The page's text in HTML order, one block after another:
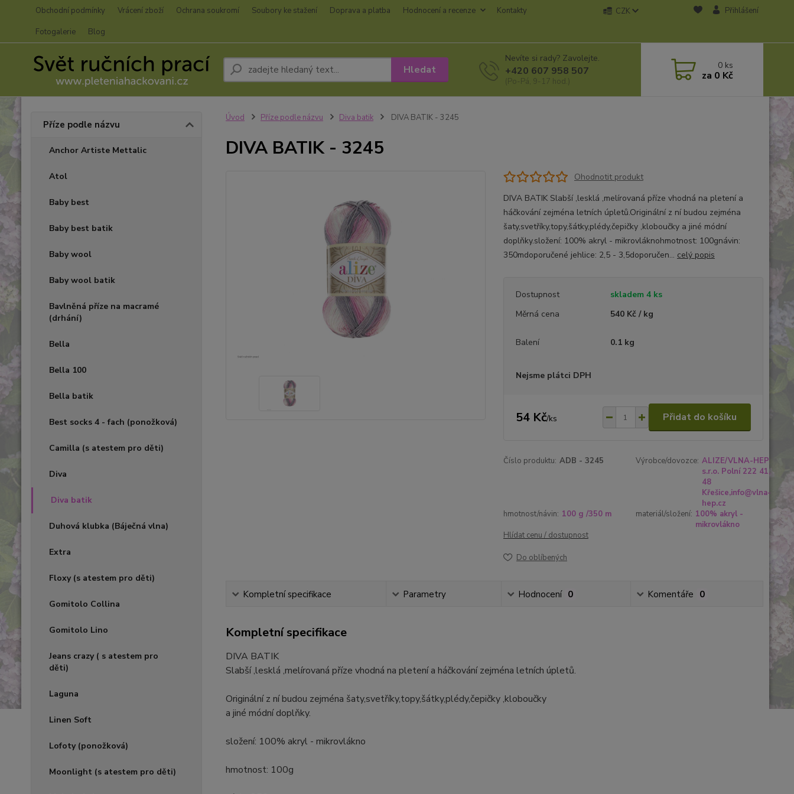
Obchodní podmínky Vrácení zboží Ochrana soukromí Soubory ke stažení Doprava a platba Hodnocení a recenze
Kontakty
Fotogalerie
Blog
CZK Přihlášení
Hledat
Nevíte si rady? Zavolejte.
+420 607 958 507
(Po-Pá, 9-17 hod.)
0 ks
za 0 Kč
Příze podle názvu
Anchor Artiste Mettalic
Atol
Baby best
Baby best batik
Baby wool
Baby wool batik
Bavlněná příze na macramé
(drhání)
Bella
Bella 100
Bella batik
Best socks 4 - fach (ponožková)
Camilla (s atestem pro děti)
Diva
Diva batik
Duhová klubka (Báječná vlna)
Extra
Floxy (s atestem pro děti)
Gomitolo Collina
Gomitolo Lino
Jeans crazy ( s atestem pro
děti)
Laguna
Linen Soft
Lofoty (ponožková)
Moonlight (s atestem pro děti)
Úvod Příze podle názvu Diva batik DIVA BATIK - 3245
DIVA BATIK - 3245
Ohodnotit produkt
DIVA BATIK Slabší ,lesklá ,melírovaná příze vhodná na pletení a
háčkování zejména letních úpletů.Originální z ní budou zejména
šaty,svetříky,topy,šátky,plédy,čepičky ,kloboučky a jiné módní
doplňky.složení: 100% akryl - mikrovláknohmotnost: 100gnávin:
350mdoporučené jehlice: 2,5 - 3,5doporučen... celý popis
Dostupnost
skladem 4 ks
Měrná cena
540 Kč / kg
Balení 0.1 kg
Nejsme plátci DPH
54 Kč/ks Přidat do košíku
Číslo produktu: ADB - 3245 Výrobce/dovozce: ALIZE/VLNA-HEP
s.r.o. Polní 222 41,
48
Křešice,info@vlna-
hep.cz
hmotnost/návin: 100 g /350 m materiál/složení: 100% akryl -
mikrovlákno
Hlídat cenu / dostupnost
Do oblíbených
Kompletní specifikace Parametry Hodnocení 0 Komentáře 0
Kompletní specifikace
DIVA BATIK
Slabší ,lesklá ,melírovaná příze vhodná na pletení a háčkování zejména letních úpletů.
Originální z ní budou zejména šaty,svetříky,topy,šátky,plédy,čepičky ,kloboučky
a jiné módní doplňky.
složení: 100% akryl - mikrovlákno
hmotnost: 100g